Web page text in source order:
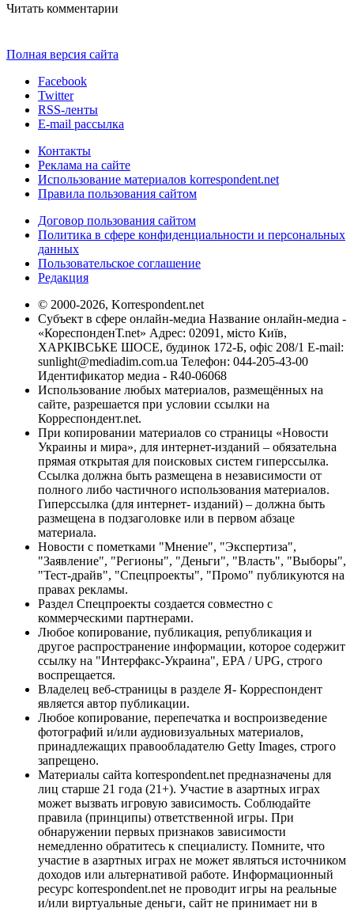
Читать комментарии
Полная версия сайта
Facebook
Twitter
RSS-ленты
E-mail рассылка
Контакты
Реклама на сайте
Использование материалов korrespondent.net
Правила пользования сайтом
Договор пользования сайтом
Политика в сфере конфиденциальности и персональных
данных
Пользовательское соглашение
Редакция
© 2000-2026, Korrespondent.net
Субъект в сфере онлайн-медиа Название онлайн-медиа -
«КореспонденТ.net» Адрес: 02091, місто Київ,
ХАРКІВСЬКЕ ШОСЕ, будинок 172-Б, офіс 208/1 E-mail:
sunlight@mediadim.com.ua Телефон: 044-205-43-00
Идентификатор медиа - R40-06068
Использование любых материалов, размещённых на
сайте, разрешается при условии ссылки на
Корреспондент.net.
При копировании материалов со страницы «Новости
Украины и мира», для интернет-изданий – обязательна
прямая открытая для поисковых систем гиперссылка.
Ссылка должна быть размещена в независимости от
полного либо частичного использования материалов.
Гиперссылка (для интернет- изданий) – должна быть
размещена в подзаголовке или в первом абзаце
материала.
Новости с пометками "Мнение", "Экспертиза",
"Заявление", "Регионы", "Деньги", "Власть", "Выборы",
"Тест-драйв", "Спецпроекты", "Промо" публикуются на
правах рекламы.
Раздел Спецпроекты создается совместно с
коммерческими партнерами.
Любое копирование, публикация, републикация и
другое распространение информации, которое содержит
ссылку на "Интерфакс-Украина", EPA / UPG, строго
воспрещается.
Владелец веб-страницы в разделе Я- Корреспондент
является автор публикации.
Любое копирование, перепечатка и воспроизведение
фотографий и/или аудиовизуальных материалов,
принадлежащих правообладателю Getty Images, строго
запрещено.
Материалы сайта korrespondent.net предназначены для
лиц старше 21 года (21+). Участие в азартных играх
может вызвать игровую зависимость. Соблюдайте
правила (принципы) ответственной игры. При
обнаружении первых признаков зависимости
немедленно обратитесь к специалисту. Помните, что
участие в азартных играх не может являться источником
доходов или альтернативой работе. Информационный
ресурс korrespondent.net не проводит игры на реальные
и/или виртуальные деньги, сайт не принимает ни в